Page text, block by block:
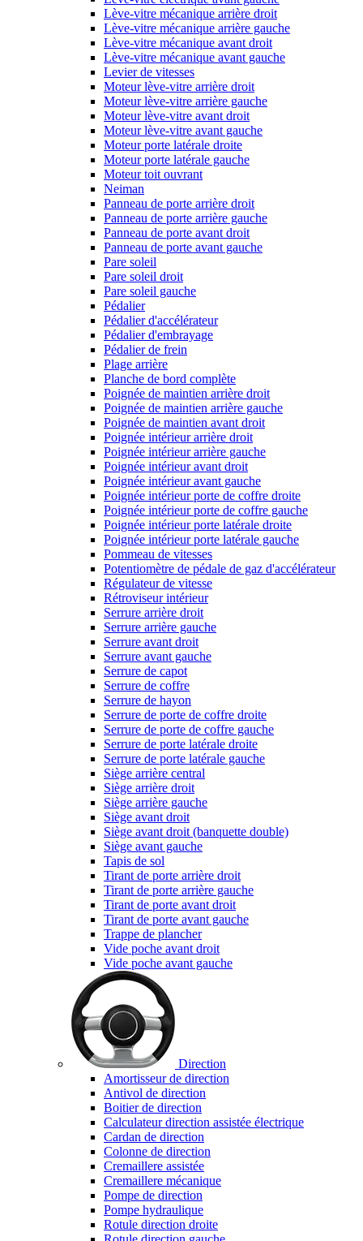
Lève-vitre mécanique arrière droit
Lève-vitre mécanique arrière gauche
Lève-vitre mécanique avant droit
Lève-vitre mécanique avant gauche
Levier de vitesses
Moteur lève-vitre arrière droit
Moteur lève-vitre arrière gauche
Moteur lève-vitre avant droit
Moteur lève-vitre avant gauche
Moteur porte latérale droite
Moteur porte latérale gauche
Moteur toit ouvrant
Neiman
Panneau de porte arrière droit
Panneau de porte arrière gauche
Panneau de porte avant droit
Panneau de porte avant gauche
Pare soleil
Pare soleil droit
Pare soleil gauche
Pédalier
Pédalier d'accélérateur
Pédalier d'embrayage
Pédalier de frein
Plage arrière
Planche de bord complète
Poignée de maintien arrière droit
Poignée de maintien arrière gauche
Poignée de maintien avant droit
Poignée intérieur arrière droit
Poignée intérieur arrière gauche
Poignée intérieur avant droit
Poignée intérieur avant gauche
Poignée intérieur porte de coffre droite
Poignée intérieur porte de coffre gauche
Poignée intérieur porte latérale droite
Poignée intérieur porte latérale gauche
Pommeau de vitesses
Potentiomètre de pédale de gaz d'accélérateur
Régulateur de vitesse
Rétroviseur intérieur
Serrure arrière droit
Serrure arrière gauche
Serrure avant droit
Serrure avant gauche
Serrure de capot
Serrure de coffre
Serrure de hayon
Serrure de porte de coffre droite
Serrure de porte de coffre gauche
Serrure de porte latérale droite
Serrure de porte latérale gauche
Siège arrière central
Siège arrière droit
Siège arrière gauche
Siège avant droit
Siège avant droit (banquette double)
Siège avant gauche
Tapis de sol
Tirant de porte arrière droit
Tirant de porte arrière gauche
Tirant de porte avant droit
Tirant de porte avant gauche
Trappe de plancher
Vide poche avant droit
Vide poche avant gauche
Direction
Amortisseur de direction
Antivol de direction
Boitier de direction
Calculateur direction assistée électrique
Cardan de direction
Colonne de direction
Cremaillere assistée
Cremaillere mécanique
Pompe de direction
Pompe hydraulique
Rotule direction droite